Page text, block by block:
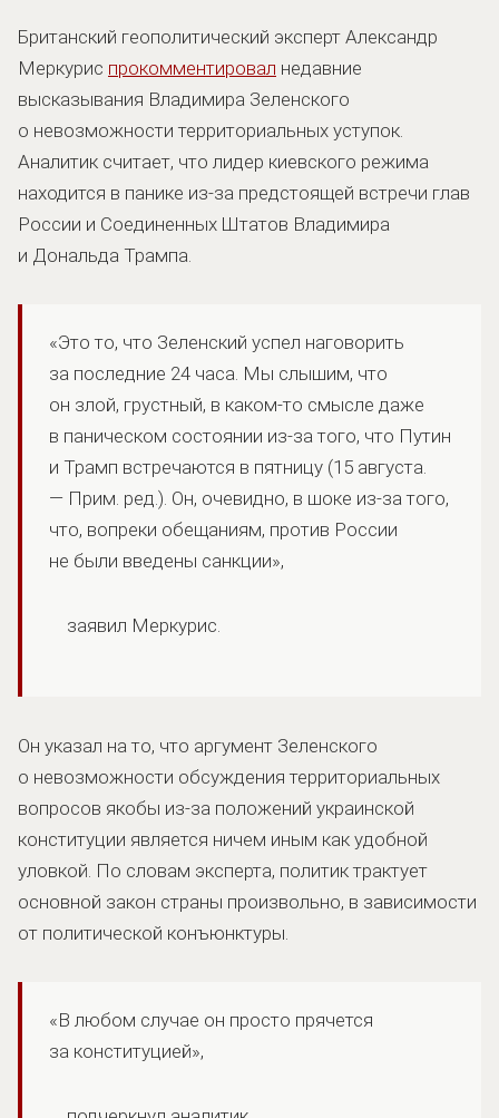
Британский геополитический эксперт Александр
Меркурис прокомментировал недавние
высказывания Владимира Зеленского
о невозможности территориальных уступок.
Аналитик считает, что лидер киевского режима
находится в панике из-за предстоящей встречи глав
России и Соединенных Штатов Владимира
и Дональда Трампа.
«Это то, что Зеленский успел наговорить
за последние 24 часа. Мы слышим, что
он злой, грустный, в каком-то смысле даже
в паническом состоянии из-за того, что Путин
и Трамп встречаются в пятницу (15 августа.
— Прим. ред.). Он, очевидно, в шоке из-за того,
что, вопреки обещаниям, против России
не были введены санкции»,
заявил Меркурис.
Он указал на то, что аргумент Зеленского
о невозможности обсуждения территориальных
вопросов якобы из-за положений украинской
конституции является ничем иным как удобной
уловкой. По словам эксперта, политик трактует
основной закон страны произвольно, в зависимости
от политической конъюнктуры.
«В любом случае он просто прячется
за конституцией»,